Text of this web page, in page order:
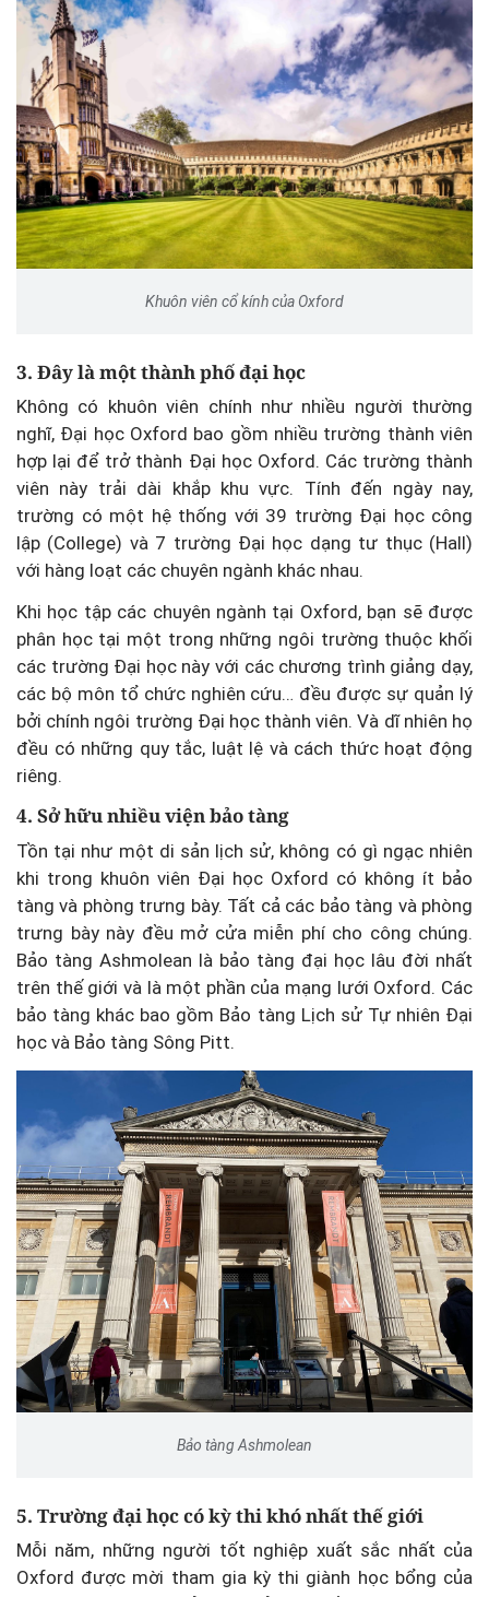
Khuôn viên cổ kính của Oxford
3. Đây là một thành phố đại học
Không có khuôn viên chính như nhiều người thường
nghĩ, Đại học Oxford bao gồm nhiều trường thành viên
hợp lại để trở thành Đại học Oxford. Các trường thành
viên này trải dài khắp khu vực. Tính đến ngày nay,
trường có một hệ thống với 39 trường Đại học công
lập (College) và 7 trường Đại học dạng tư thục (Hall)
với hàng loạt các chuyên ngành khác nhau.
Khi học tập các chuyên ngành tại Oxford, bạn sẽ được
phân học tại một trong những ngôi trường thuộc khối
các trường Đại học này với các chương trình giảng dạy,
các bộ môn tổ chức nghiên cứu… đều được sự quản lý
bởi chính ngôi trường Đại học thành viên. Và dĩ nhiên họ
đều có những quy tắc, luật lệ và cách thức hoạt động
riêng.
4. Sở hữu nhiều viện bảo tàng
Tồn tại như một di sản lịch sử, không có gì ngạc nhiên
khi trong khuôn viên Đại học Oxford có không ít bảo
tàng và phòng trưng bày. Tất cả các bảo tàng và phòng
trưng bày này đều mở cửa miễn phí cho công chúng.
Bảo tàng Ashmolean là bảo tàng đại học lâu đời nhất
trên thế giới và là một phần của mạng lưới Oxford. Các
bảo tàng khác bao gồm Bảo tàng Lịch sử Tự nhiên Đại
học và Bảo tàng Sông Pitt.
Bảo tàng Ashmolean
5. Trường đại học có kỳ thi khó nhất thế giới
Mỗi năm, những người tốt nghiệp xuất sắc nhất của
Oxford được mời tham gia kỳ thi giành học bổng của